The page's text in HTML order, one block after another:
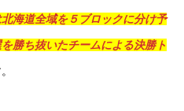
海道全域を５ブロックに分け予
勝ち抜いたチームによる決勝ト